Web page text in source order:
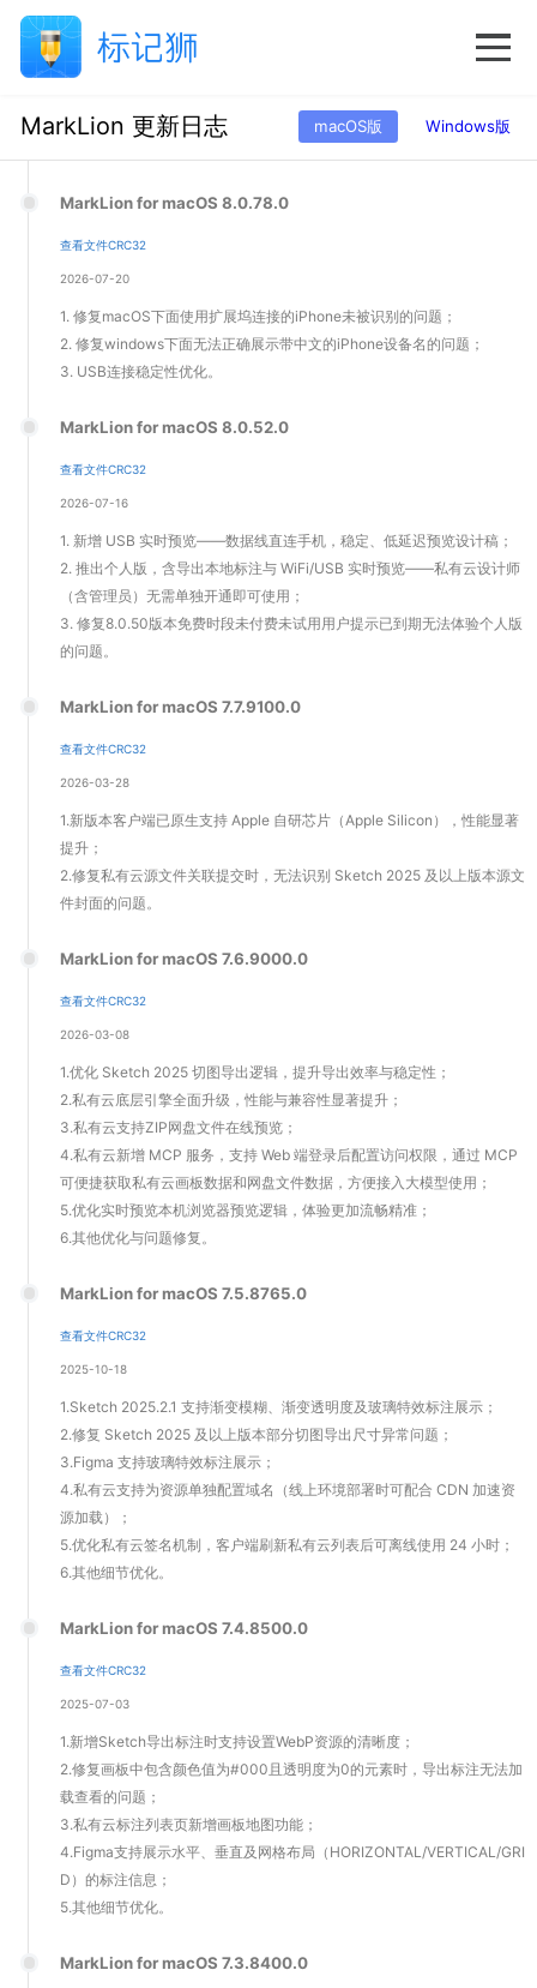
MarkLion 更新日志 macOS版 Windows版
2026-07-20
查看文件CRC32
MarkLion for macOS 8.0.78.0
1. 修复macOS下面使用扩展坞连接的iPhone未被识别的问题；
2. 修复windows下面无法正确展示带中文的iPhone设备名的问题；
3. USB连接稳定性优化。
2026-07-16
查看文件CRC32
MarkLion for macOS 8.0.52.0
1. 新增 USB 实时预览——数据线直连手机，稳定、低延迟预览设计稿；
2. 推出个人版，含导出本地标注与 WiFi/USB 实时预览——私有云设计师
（含管理员）无需单独开通即可使用；
3. 修复8.0.50版本免费时段未付费未试用用户提示已到期无法体验个人版
的问题。
2026-03-28
查看文件CRC32
MarkLion for macOS 7.7.9100.0
1.新版本客户端已原生支持 Apple 自研芯片（Apple Silicon），性能显著
提升；
2.修复私有云源文件关联提交时，无法识别 Sketch 2025 及以上版本源文
件封面的问题。
2026-03-08
查看文件CRC32
MarkLion for macOS 7.6.9000.0
1.优化 Sketch 2025 切图导出逻辑，提升导出效率与稳定性；
2.私有云底层引擎全面升级，性能与兼容性显著提升；
3.私有云支持ZIP网盘文件在线预览；
4.私有云新增 MCP 服务，支持 Web 端登录后配置访问权限，通过 MCP
可便捷获取私有云画板数据和网盘文件数据，方便接入大模型使用；
5.优化实时预览本机浏览器预览逻辑，体验更加流畅精准；
6.其他优化与问题修复。
2025-10-18
查看文件CRC32
MarkLion for macOS 7.5.8765.0
1.Sketch 2025.2.1 支持渐变模糊、渐变透明度及玻璃特效标注展示；
2.修复 Sketch 2025 及以上版本部分切图导出尺寸异常问题；
3.Figma 支持玻璃特效标注展示；
4.私有云支持为资源单独配置域名（线上环境部署时可配合 CDN 加速资
源加载）；
5.优化私有云签名机制，客户端刷新私有云列表后可离线使用 24 小时；
6.其他细节优化。
2025-07-03
查看文件CRC32
MarkLion for macOS 7.4.8500.0
1.新增Sketch导出标注时支持设置WebP资源的清晰度；
2.修复画板中包含颜色值为#000且透明度为0的元素时，导出标注无法加
载查看的问题；
3.私有云标注列表页新增画板地图功能；
4.Figma支持展示水平、垂直及网格布局（HORIZONTAL/VERTICAL/GRI
D）的标注信息；
5.其他细节优化。
MarkLion for macOS 7.3.8400.0